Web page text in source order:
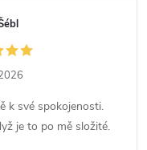
k své spokojenosti.
je to po mě složité.